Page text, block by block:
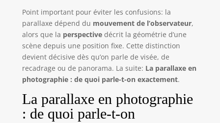
Point important pour éviter les confusions: la
parallaxe dépend du mouvement de l’observateur,
alors que la perspectivedécrit la géométrie d’une
scène depuis une position fixe. Cette distinction
devient décisive dès qu’on parle de visée, de
recadrage ou de panorama. La suite: La parallaxe en
photographie : de quoi parle-t-on exactement.
La parallaxe en photographie
: de quoi parle-t-on